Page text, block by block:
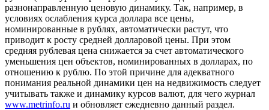
разнонаправленную ценовую динамику. Так, например, в
условиях ослабления курса доллара все цены,
номинированные в рублях, автоматически растут, что
приводит к росту средней долларовой цены. При этом
средняя рублевая цена снижается за счет автоматического
уменьшения цен объектов, номинированных в долларах, по
отношению к рублю. По этой причине для адекватного
понимания реальной динамики цен на недвижимость следует
учитывать также и динамику курсов валют, для чего журнал
www.metrinfo.ru и обновляет ежедневно данный раздел.